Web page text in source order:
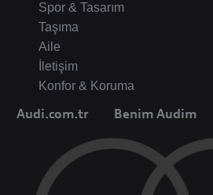
Spor & Tasarım
Taşıma
Aile
İletişim
Konfor & Koruma
Audi.com.tr Benim Audim